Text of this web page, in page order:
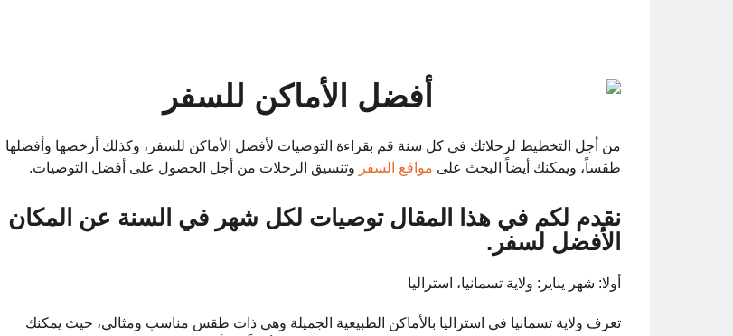
من أجل التخطيط لرحلاتك في كل سنة قم بقراءة التوصيات لأفضل الأماكن للسفر، وكذلك أرخصها وأفضلها
طقساً، ويمكنك أيضاً البحث على مواقع السفر وتنسيق الرحلات من أجل الحصول على أفضل التوصيات.
نقدم لكم في هذا المقال توصيات لكل شهر في السنة عن المكان
الأفضل لسفر.
أولا: شهر يناير: ولاية تسمانيا، استراليا
تعرف ولاية تسمانيا في استراليا بالأماكن الطبيعية الجميلة وهي ذات طقس مناسب ومثالي، حيث يمكنك